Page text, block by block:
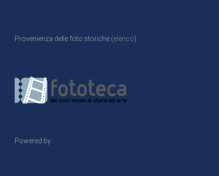
Provenienza delle foto storiche (elenco)
Powered by